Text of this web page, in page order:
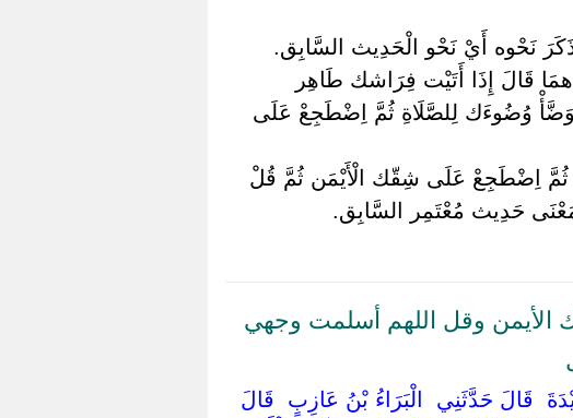
نَحْوه أَيْ نَحْو الْحَدِيث السَّابِق.
قَالَ إِذَا أَتَيْت فِرَاشك طَاهِر
وُضُوءَك لِلصَّلَاةِ ثُمَّ اِضْطَجِعْ عَلَى
اِضْطَجِعْ عَلَى شِقّك الْأَيْمَن ثُمَّ قُلْ
حَدِيث مُعْتَمِر السَّابِق.
وقل اللهم أسلمت وجهي
‏قَالَ حَدَّثَنِي ‏ ‏الْبَرَاءُ بْنُ عَازِبٍ ‏ ‏قَالَ